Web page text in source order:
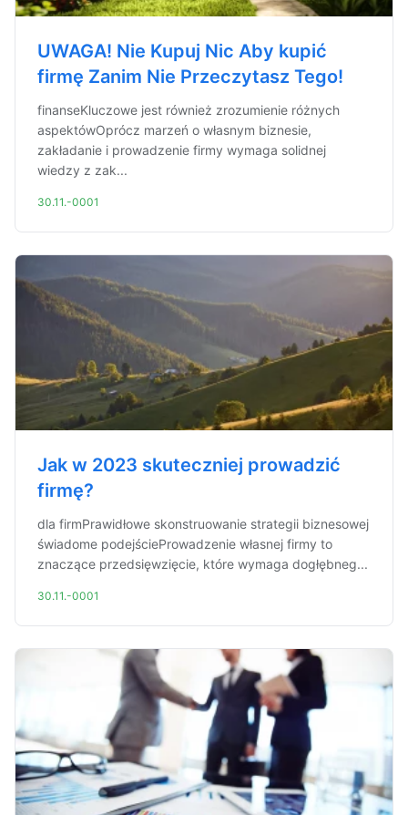
UWAGA! Nie Kupuj Nic Aby kupić
firmę Zanim Nie Przeczytasz Tego!
finanseKluczowe jest również zrozumienie różnych
aspektówOprócz marzeń o własnym biznesie,
zakładanie i prowadzenie firmy wymaga solidnej
wiedzy z zak...
30.11.-0001
Jak w 2023 skuteczniej prowadzić
firmę?
dla firmPrawidłowe skonstruowanie strategii biznesowej
świadome podejścieProwadzenie własnej firmy to
znaczące przedsięwzięcie, które wymaga dogłębneg...
30.11.-0001